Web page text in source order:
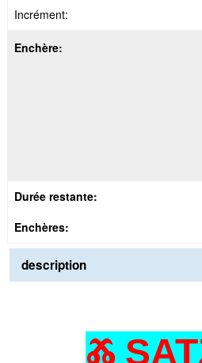
Incrément:
Enchère:
Durée restante:
Enchères:
description
Ⰶ